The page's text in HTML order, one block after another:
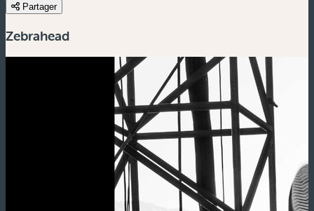
Partager
Zebrahead